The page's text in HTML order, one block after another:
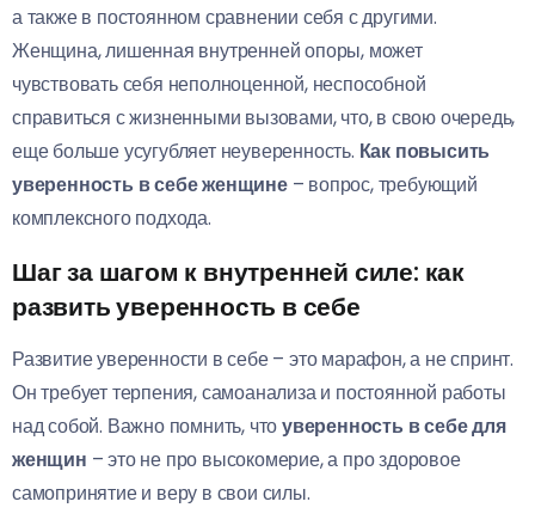
а также в постоянном сравнении себя с другими.
Женщина, лишенная внутренней опоры, может
чувствовать себя неполноценной, неспособной
справиться с жизненными вызовами, что, в свою очередь,
еще больше усугубляет неуверенность. Как повысить
уверенность в себе женщине– вопрос, требующий
комплексного подхода.
Шаг за шагом к внутренней силе: как
развить уверенность в себе
Развитие уверенности в себе – это марафон, а не спринт.
Он требует терпения, самоанализа и постоянной работы
над собой. Важно помнить, чтоуверенность в себе для
женщин – это не про высокомерие, а про здоровое
самопринятие и веру в свои силы.